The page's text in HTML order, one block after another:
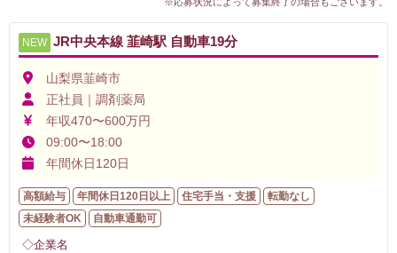
NEW JR中央本線 韮崎駅 自動車19分
山梨県韮崎市
正社員｜調剤薬局
年収470〜600万円
09:00〜18:00
年間休日120日
高額給与 年間休日120日以上 住宅手当・支援
転勤なし
未経験者OK
自動車通勤可
◇企業名